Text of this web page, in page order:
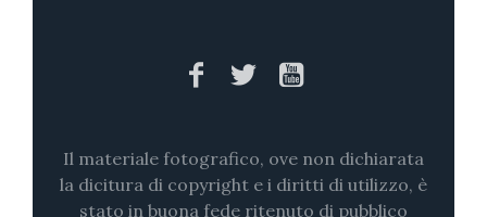
Il materiale fotografico, ove non dichiarata
la dicitura di copyright e i diritti di utilizzo, è
stato in buona fede ritenuto di pubblico